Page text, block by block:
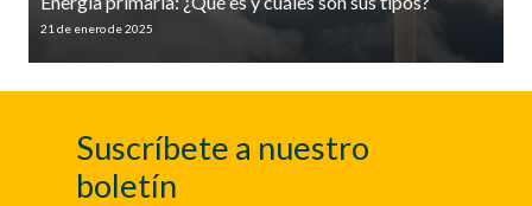
21 de enero de 2025
Suscríbete a nuestro
boletín